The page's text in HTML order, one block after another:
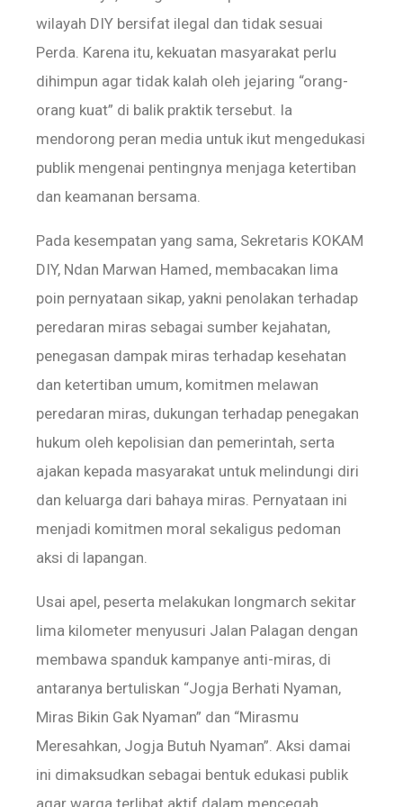
wilayah DIY bersifat ilegal dan tidak sesuai
Perda. Karena itu, kekuatan masyarakat perlu
dihimpun agar tidak kalah oleh jejaring “orang-
orang kuat” di balik praktik tersebut. Ia
mendorong peran media untuk ikut mengedukasi
publik mengenai pentingnya menjaga ketertiban
dan keamanan bersama.
Pada kesempatan yang sama, Sekretaris KOKAM
DIY, Ndan Marwan Hamed, membacakan lima
poin pernyataan sikap, yakni penolakan terhadap
peredaran miras sebagai sumber kejahatan,
penegasan dampak miras terhadap kesehatan
dan ketertiban umum, komitmen melawan
peredaran miras, dukungan terhadap penegakan
hukum oleh kepolisian dan pemerintah, serta
ajakan kepada masyarakat untuk melindungi diri
dan keluarga dari bahaya miras. Pernyataan ini
menjadi komitmen moral sekaligus pedoman
aksi di lapangan.
Usai apel, peserta melakukan longmarch sekitar
lima kilometer menyusuri Jalan Palagan dengan
membawa spanduk kampanye anti-miras, di
antaranya bertuliskan “Jogja Berhati Nyaman,
Miras Bikin Gak Nyaman” dan “Mirasmu
Meresahkan, Jogja Butuh Nyaman”. Aksi damai
ini dimaksudkan sebagai bentuk edukasi publik
agar warga terlibat aktif dalam mencegah